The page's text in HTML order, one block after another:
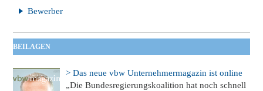
Bewerber
BEILAGEN
> Das neue vbw Unternehmermagazin ist online
„Die Bundesregierungskoalition hat noch schnell